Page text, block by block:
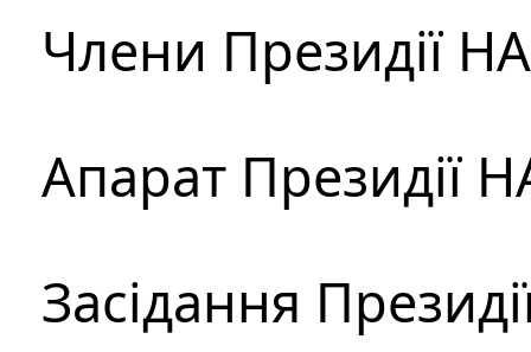
Члени Президії
Апарат Президії
Засідання